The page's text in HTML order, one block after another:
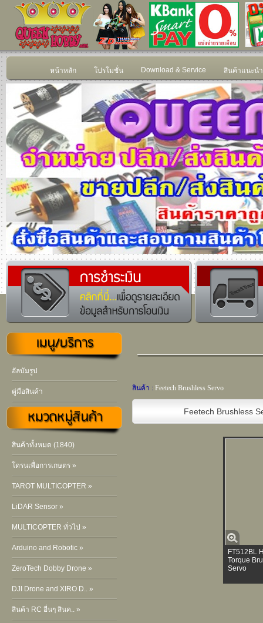
หน้าหลัก โปรโมชั่น Download & Service สินค้าแนะนำ
อัลบัมรูป
คู่มือสินค้า
สินค้าทั้งหมด (1840)
โดรนเพื่อการเกษตร »
TAROT MULTICOPTER »
LiDAR Sensor »
MULTICOPTER ทั่วไป »
Arduino and Robotic »
ZeroTech Dobby Drone »
DJI Drone and XIRO D.. »
สินค้า RC อื่นๆ สินค.. »
สินค้า : Feetech Brushless Servo
Feetech Brushless
FT512BL
Torque
Servo